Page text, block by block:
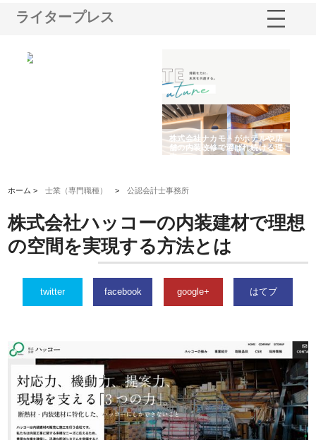
ライタープレス
株式会社ナカモトがホテルや店
舗の内装改修で選ばれ続ける理
由
ホーム >士業（専門職種） >公認会計士事務所
株式会社ハッコーの内装建材で理想
の空間を実現する方法とは
twitter facebook google+ はてブ